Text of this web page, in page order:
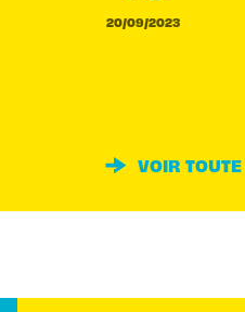
20/09/2023
VOIR